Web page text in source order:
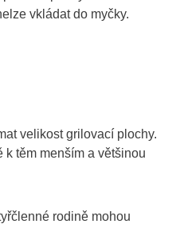
vkládat do myčky.
velikost grilovací plochy.
k těm menším a většinou
rodině mohou